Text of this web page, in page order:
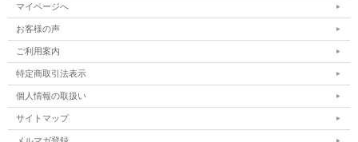
マイページへ
お客様の声
ご利用案内
特定商取引法表示
個人情報の取扱い
サイトマップ